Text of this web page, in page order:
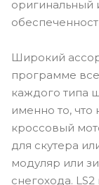
оригинальный
Широкий
программе
каждого типа
именно то,
кроссовый
для скутера
модуляр или
снегохода.